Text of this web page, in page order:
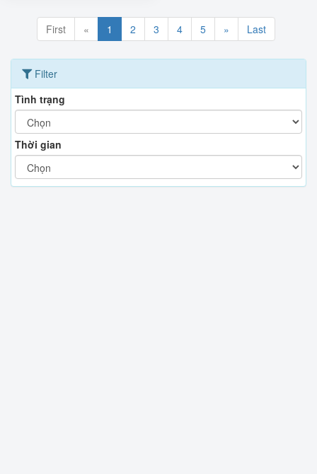
First « 1 2 3 4 5 » Last
Filter
Tình trạng
Thời gian